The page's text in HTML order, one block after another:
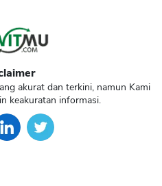
akurat dan terkini, namun Kami
keakuratan informasi.